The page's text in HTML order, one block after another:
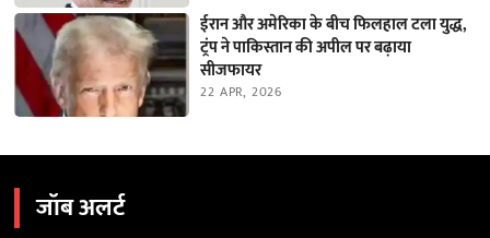
ईरान और अमेरिका के बीच फिलहाल टला युद्ध,
ट्रंप ने पाकिस्तान की अपील पर बढ़ाया
सीजफायर
22 APR, 2026
जॉब अलर्ट